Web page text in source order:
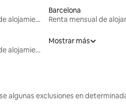
Renta mensual de alojamientos
Barcelona
Renta mensual de alojamientos
Mostrar más
algunas exclusiones en